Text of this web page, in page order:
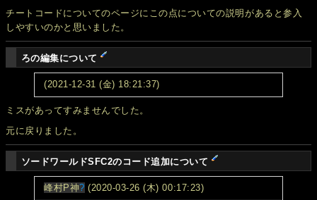
チートコードについてのページにこの点についての説明があると参入
しやすいのかと思いました。
ろの編集について
(2021-12-31 (金) 18:21:37)
ミスがあってすみませんでした。
元に戻りました。
ソードワールドSFC2のコード追加について
峰村P神? (2020-03-26 (木) 00:17:23)